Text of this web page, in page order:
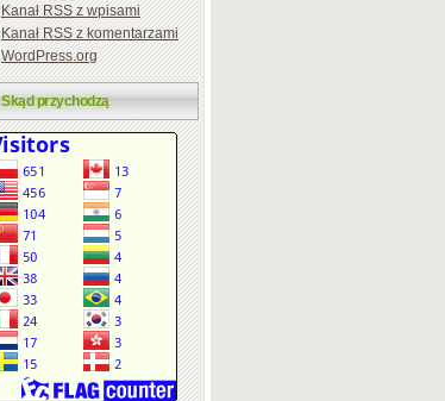
KanałRSSz wpisami
KanałRSSz komentarzami
WordPress.org
Skąd przychodzą